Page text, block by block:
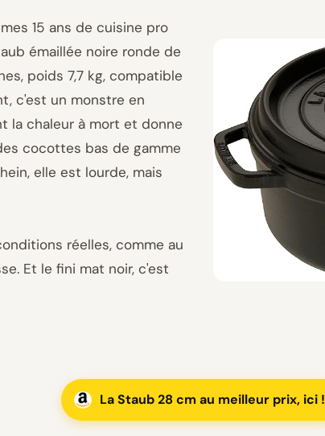
15 ans de cuisine pro
émaillée noire ronde de
poids 7,7 kg, compatible
c'est un monstre en
la chaleur à mort et donne
cocottes bas de gamme
elle est lourde, mais
réelles, comme au
Et le fini mat noir, c'est
La Staub 28 cm au meilleur prix, ici !